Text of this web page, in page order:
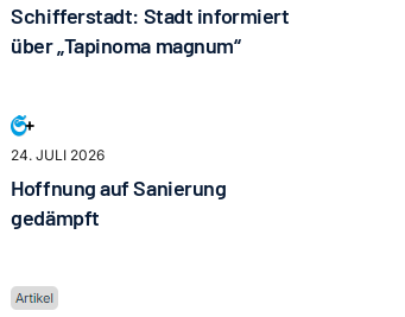
Schifferstadt: Stadt informiert
über „Tapinoma magnum“
24. JULI 2026
Hoffnung auf Sanierung
gedämpft